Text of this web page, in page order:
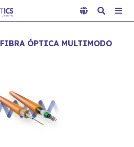
FIBRA ÓPTICA MULTIMODO